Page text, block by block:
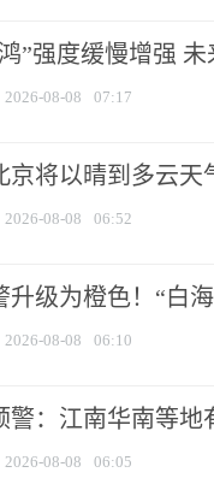
”强度缓慢增强
2026-08-08 07:17
京将以晴到多云
2026-08-08 06:52
升级为橙色！“白
2026-08-08 06:10
警：江南华南等地
2026-08-08 06:05